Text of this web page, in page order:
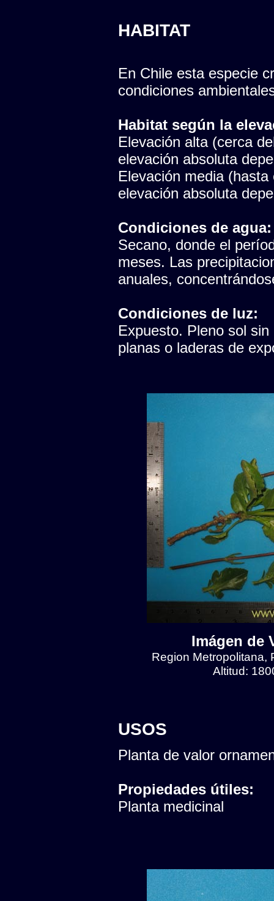
HABITAT
En Chile esta especie
condiciones
Habitat según la
Elevación alta (cerca
elevación absoluta
Elevación media
elevación absoluta
Condiciones de agua:
Secano, donde el
meses. Las
anuales,
Condiciones de luz:
Expuesto. Pleno sol
planas o laderas de
Imágen de
Region Metropolitana,
Altitud:
USOS
Planta de valor
Propiedades útiles:
Planta medicinal